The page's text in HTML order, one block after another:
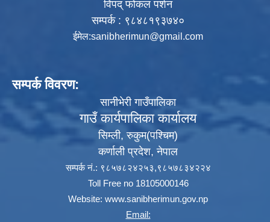
विपद् फोकल पर्शन
सम्पर्क : ९८४८१९३७४०
ईमेल:sanibherimun@gmail.com
सम्पर्क विवरण:
सानीभेरी गाउँपालिका
गाउँ कार्यपालिका कार्यालय
सिम्ली, रुकुम(पश्‍चिम)
कर्णाली प्रदेश, नेपाल
सम्पर्क नं.: ९८५७८२४२५३,९८५७८३४२२४
Toll Free no 18105000146
Website: www.sanibherimun.gov.np
Email: